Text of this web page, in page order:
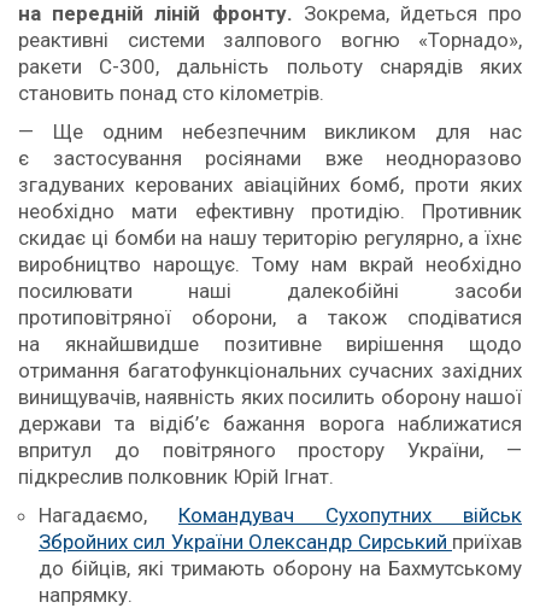
на передній ліній фронту. Зокрема, йдеться про
реактивні системи залпового вогню «Торнадо»,
ракети С-300, дальність польоту снарядів яких
становить понад сто кілометрів.
— Ще одним небезпечним викликом для нас
є застосування росіянами вже неодноразово
згадуваних керованих авіаційних бомб, проти яких
необхідно мати ефективну протидію. Противник
скидає ці бомби на нашу територію регулярно, а їхнє
виробництво нарощує. Тому нам вкрай необхідно
посилювати наші далекобійні засоби
протиповітряної оборони, а також сподіватися
на якнайшвидше позитивне вирішення щодо
отримання багатофункціональних сучасних західних
винищувачів, наявність яких посилить оборону нашої
держави та відіб’є бажання ворога наближатися
впритул до повітряного простору України, —
підкреслив полковник Юрій Ігнат.
Нагадаємо, Командувач Сухопутних військ
Збройних сил України Олександр Сирський приїхав
до бійців, які тримають оборону на Бахмутському
напрямку.